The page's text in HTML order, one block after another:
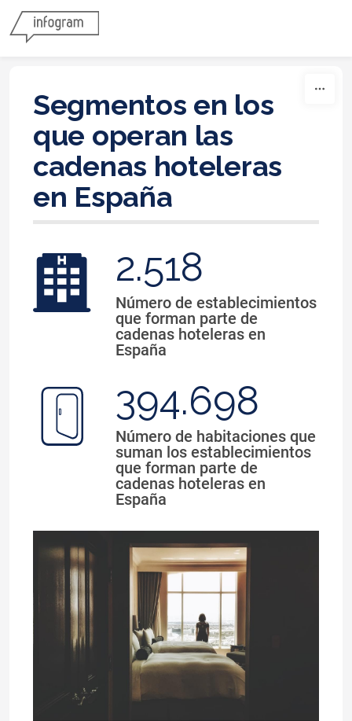
Segmentos en los
que operan las
cadenas hoteleras
en España
2.518
Número de establecimientos
que forman parte de
cadenas hoteleras en
España
394.698
Número de habitaciones que
suman los establecimientos
que forman parte de
cadenas hoteleras en
España